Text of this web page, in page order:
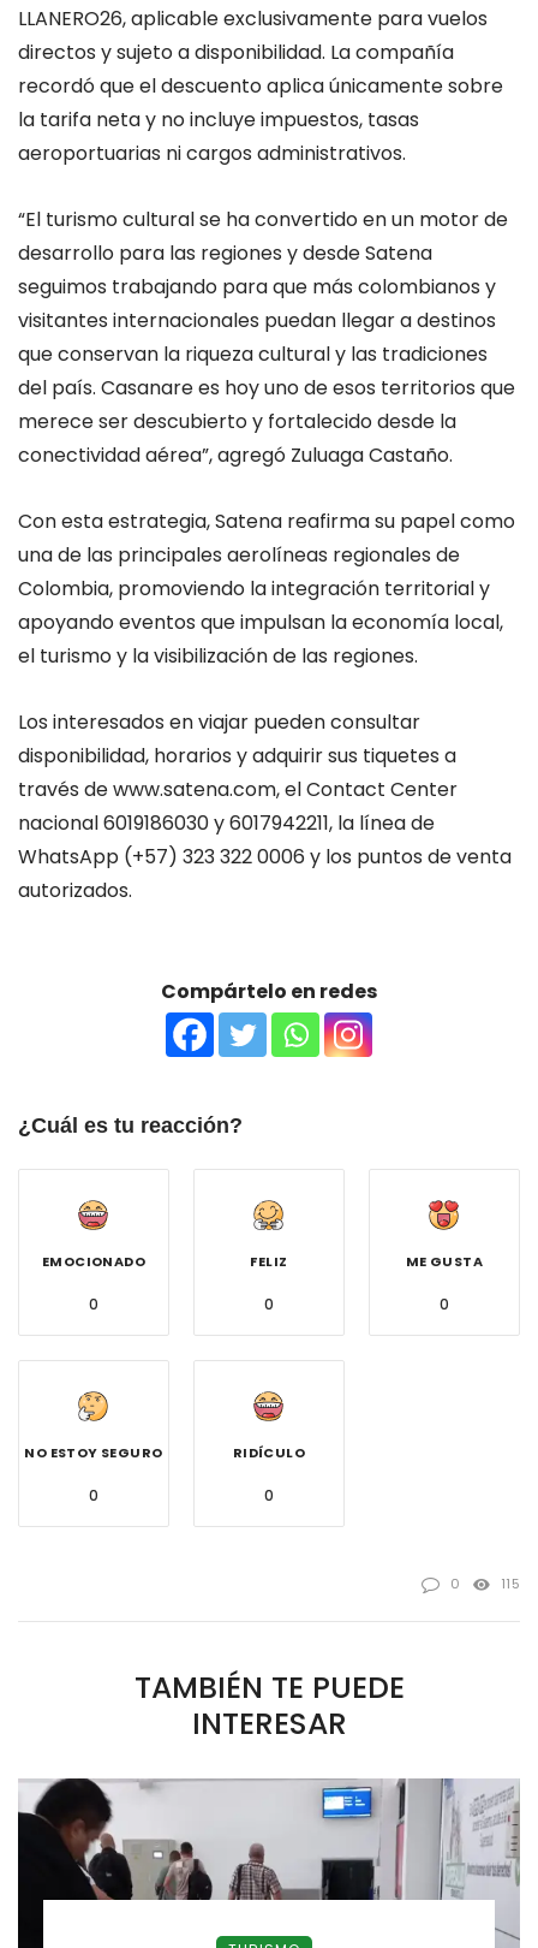
LLANERO26, aplicable exclusivamente para vuelos
directos y sujeto a disponibilidad. La compañía
recordó que el descuento aplica únicamente sobre
la tarifa neta y no incluye impuestos, tasas
aeroportuarias ni cargos administrativos.
“El turismo cultural se ha convertido en un motor de
desarrollo para las regiones y desde Satena
seguimos trabajando para que más colombianos y
visitantes internacionales puedan llegar a destinos
que conservan la riqueza cultural y las tradiciones
del país. Casanare es hoy uno de esos territorios que
merece ser descubierto y fortalecido desde la
conectividad aérea”, agregó Zuluaga Castaño.
Con esta estrategia, Satena reafirma su papel como
una de las principales aerolíneas regionales de
Colombia, promoviendo la integración territorial y
apoyando eventos que impulsan la economía local,
el turismo y la visibilización de las regiones.
Los interesados en viajar pueden consultar
disponibilidad, horarios y adquirir sus tiquetes a
través de www.satena.com, el Contact Center
nacional 6019186030 y 6017942211, la línea de
WhatsApp (+57) 323 322 0006 y los puntos de venta
autorizados.
Compártelo en redes
¿Cuál es tu reacción?
EMOCIONADO
0
FELIZ
0
ME GUSTA
0
NO ESTOY SEGURO
0
RIDÍCULO
0
0 115
TAMBIÉN TE PUEDE
INTERESAR